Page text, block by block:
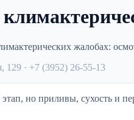
жалобах:
129 · +7 (3952) 26-55-13
но приливы, сухость и